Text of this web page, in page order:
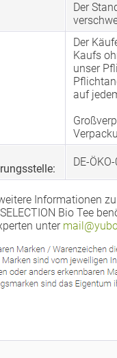
Der
Der
Kaufs
unser
auf
DE-
Informationen
Bio Tee
unter